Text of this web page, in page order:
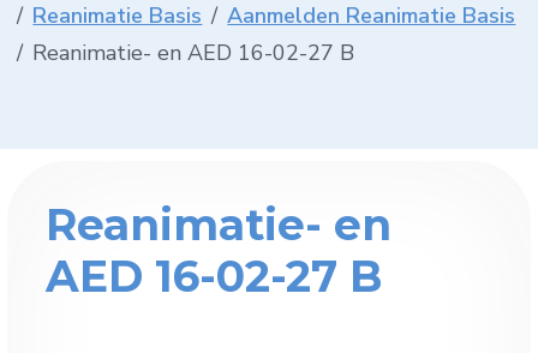
Reanimatie Basis
Aanmelden Reanimatie Basis
Reanimatie- en AED 16-02-27 B
Reanimatie- en
AED 16-02-27 B